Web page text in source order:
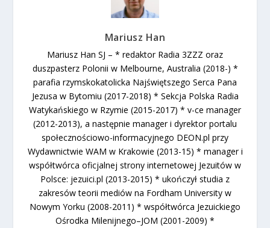
Mariusz Han
Mariusz Han SJ – * redaktor Radia 3ZZZ oraz
duszpasterz Polonii w Melbourne, Australia (2018-) *
parafia rzymskokatolicka Najświętszego Serca Pana
Jezusa w Bytomiu (2017-2018) * Sekcja Polska Radia
Watykańskiego w Rzymie (2015-2017) * v-ce manager
(2012-2013), a następnie manager i dyrektor portalu
społecznościowo-informacyjnego DEON.pl przy
Wydawnictwie WAM w Krakowie (2013-15) * manager i
współtwórca oficjalnej strony internetowej Jezuitów w
Polsce: jezuici.pl (2013-2015) * ukończył studia z
zakresów teorii mediów na Fordham University w
Nowym Yorku (2008-2011) * współtwórca Jezuickiego
Ośrodka Milenijnego–JOM (2001-2009) *